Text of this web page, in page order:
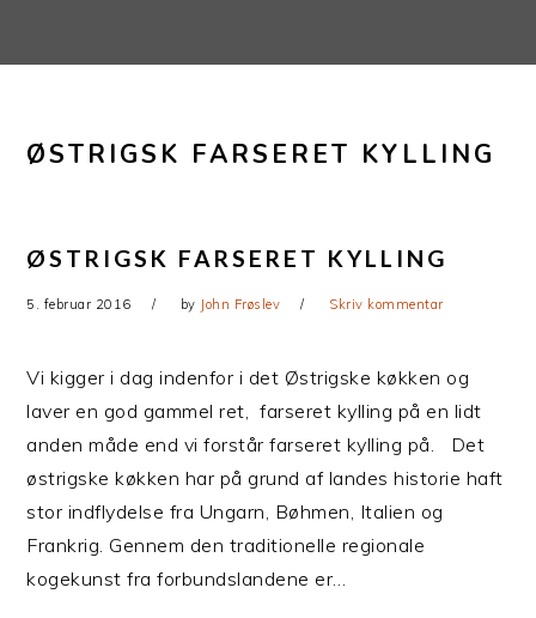
navigation
ØSTRIGSK FARSERET KYLLING
ØSTRIGSK FARSERET KYLLING
5. februar 2016 by John Frøslev Skriv kommentar
Vi kigger i dag indenfor i det Østrigske køkken og
laver en god gammel ret, farseret kylling på en lidt
anden måde end vi forstår farseret kylling på. Det
østrigske køkken har på grund af landes historie haft
stor indflydelse fra Ungarn, Bøhmen, Italien og
Frankrig. Gennem den traditionelle regionale
kogekunst fra forbundslandene er…